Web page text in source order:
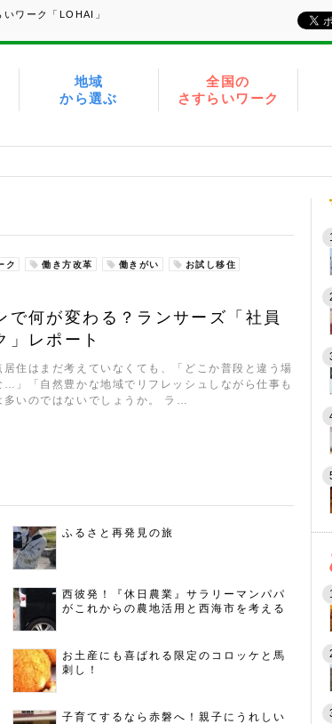
ワーク「LOHAI」
地域
から選ぶ
全国の
さすらいワーク
ク 働き方改革 働きがい お試し移住
で何が変わる？ランサーズ「社員
」レポート
住はまだ考えていなくても、「どこか普段と違う場
…」「自然豊かな地域でリフレッシュしながら仕事も
多いのではないでしょうか。 ラ…
ふるさと再発見の旅
西彼発！『休日農業』サラリーマンパパ
がこれからの農地活用と西海市を考える
お土産にも喜ばれる限定のコロッケと馬
刺し！
子育てするなら赤磐へ！親子にうれしい